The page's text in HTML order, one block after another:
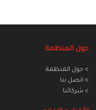
حول المنظمة
> حول المنظمة
> اتصل بنا
> شركائنا